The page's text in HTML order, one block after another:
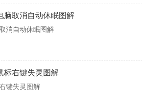
脑取消自动休眠图解
消自动休眠图解
标右键失灵图解
键失灵图解